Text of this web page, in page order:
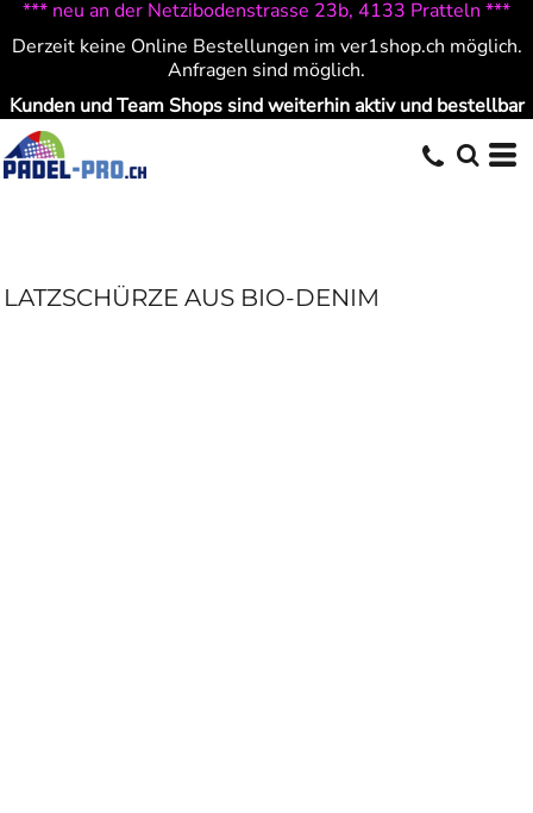
*** neu an der Netzibodenstrasse 23b, 4133 Pratteln ***
Derzeit keine Online Bestellungen im ver1shop.ch möglich.
Anfragen sind möglich.
Kunden und Team Shops sind weiterhin aktiv und bestellbar
LATZSCHÜRZE AUS BIO-DENIM